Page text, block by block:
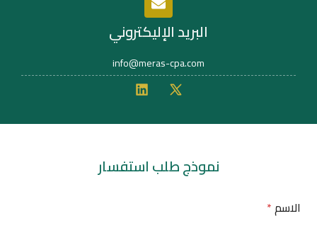
البريد الإليكتروني
info@meras-cpa.com
نموذج طلب استفسار
الاسم*